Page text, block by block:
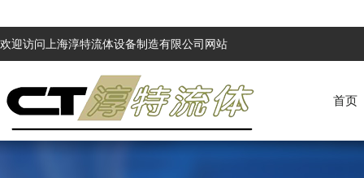
欢迎访问上海淳特流体设备制造有限公司网站
首页